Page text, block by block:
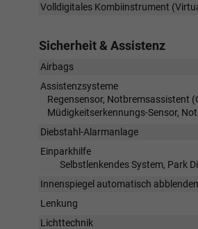
Volldigitales Kombiinstrument
Sicherheit & Assistenz
Airbags
Assistenzsysteme
Regensensor, Notbremsassistent
Müdigkeitserkennungs-Sensor,
Diebstahl-Alarmanlage
Einparkhilfe
Selbstlenkendes System, Park
Innenspiegel automatisch
Lenkung
Lichttechnik